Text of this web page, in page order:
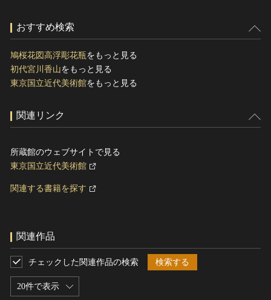
おすすめ検索
鳩桜花図高浮彫花瓶をもっと見る
初代宮川香山をもっと見る
東京国立近代美術館をもっと見る
関連リンク
所蔵館のウェブサイトで見る
東京国立近代美術館
関連する書籍を探す
関連作品
20件で表示
チェックした関連作品の検索 検索する